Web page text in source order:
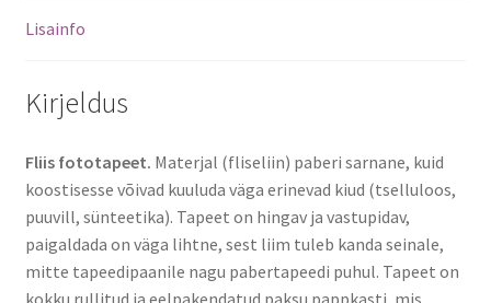
Lisainfo
Kirjeldus
Fliis fototapeet. Materjal (fliseliin) paberi sarnane, kuid
koostisesse võivad kuuluda väga erinevad kiud (tselluloos,
puuvill, sünteetika). Tapeet on hingav ja vastupidav,
paigaldada on väga lihtne, sest liim tuleb kanda seinale,
mitte tapeedipaanile nagu pabertapeedi puhul. Tapeet on
kokku rullitud ja eelpakendatud paksu pappkasti, mis